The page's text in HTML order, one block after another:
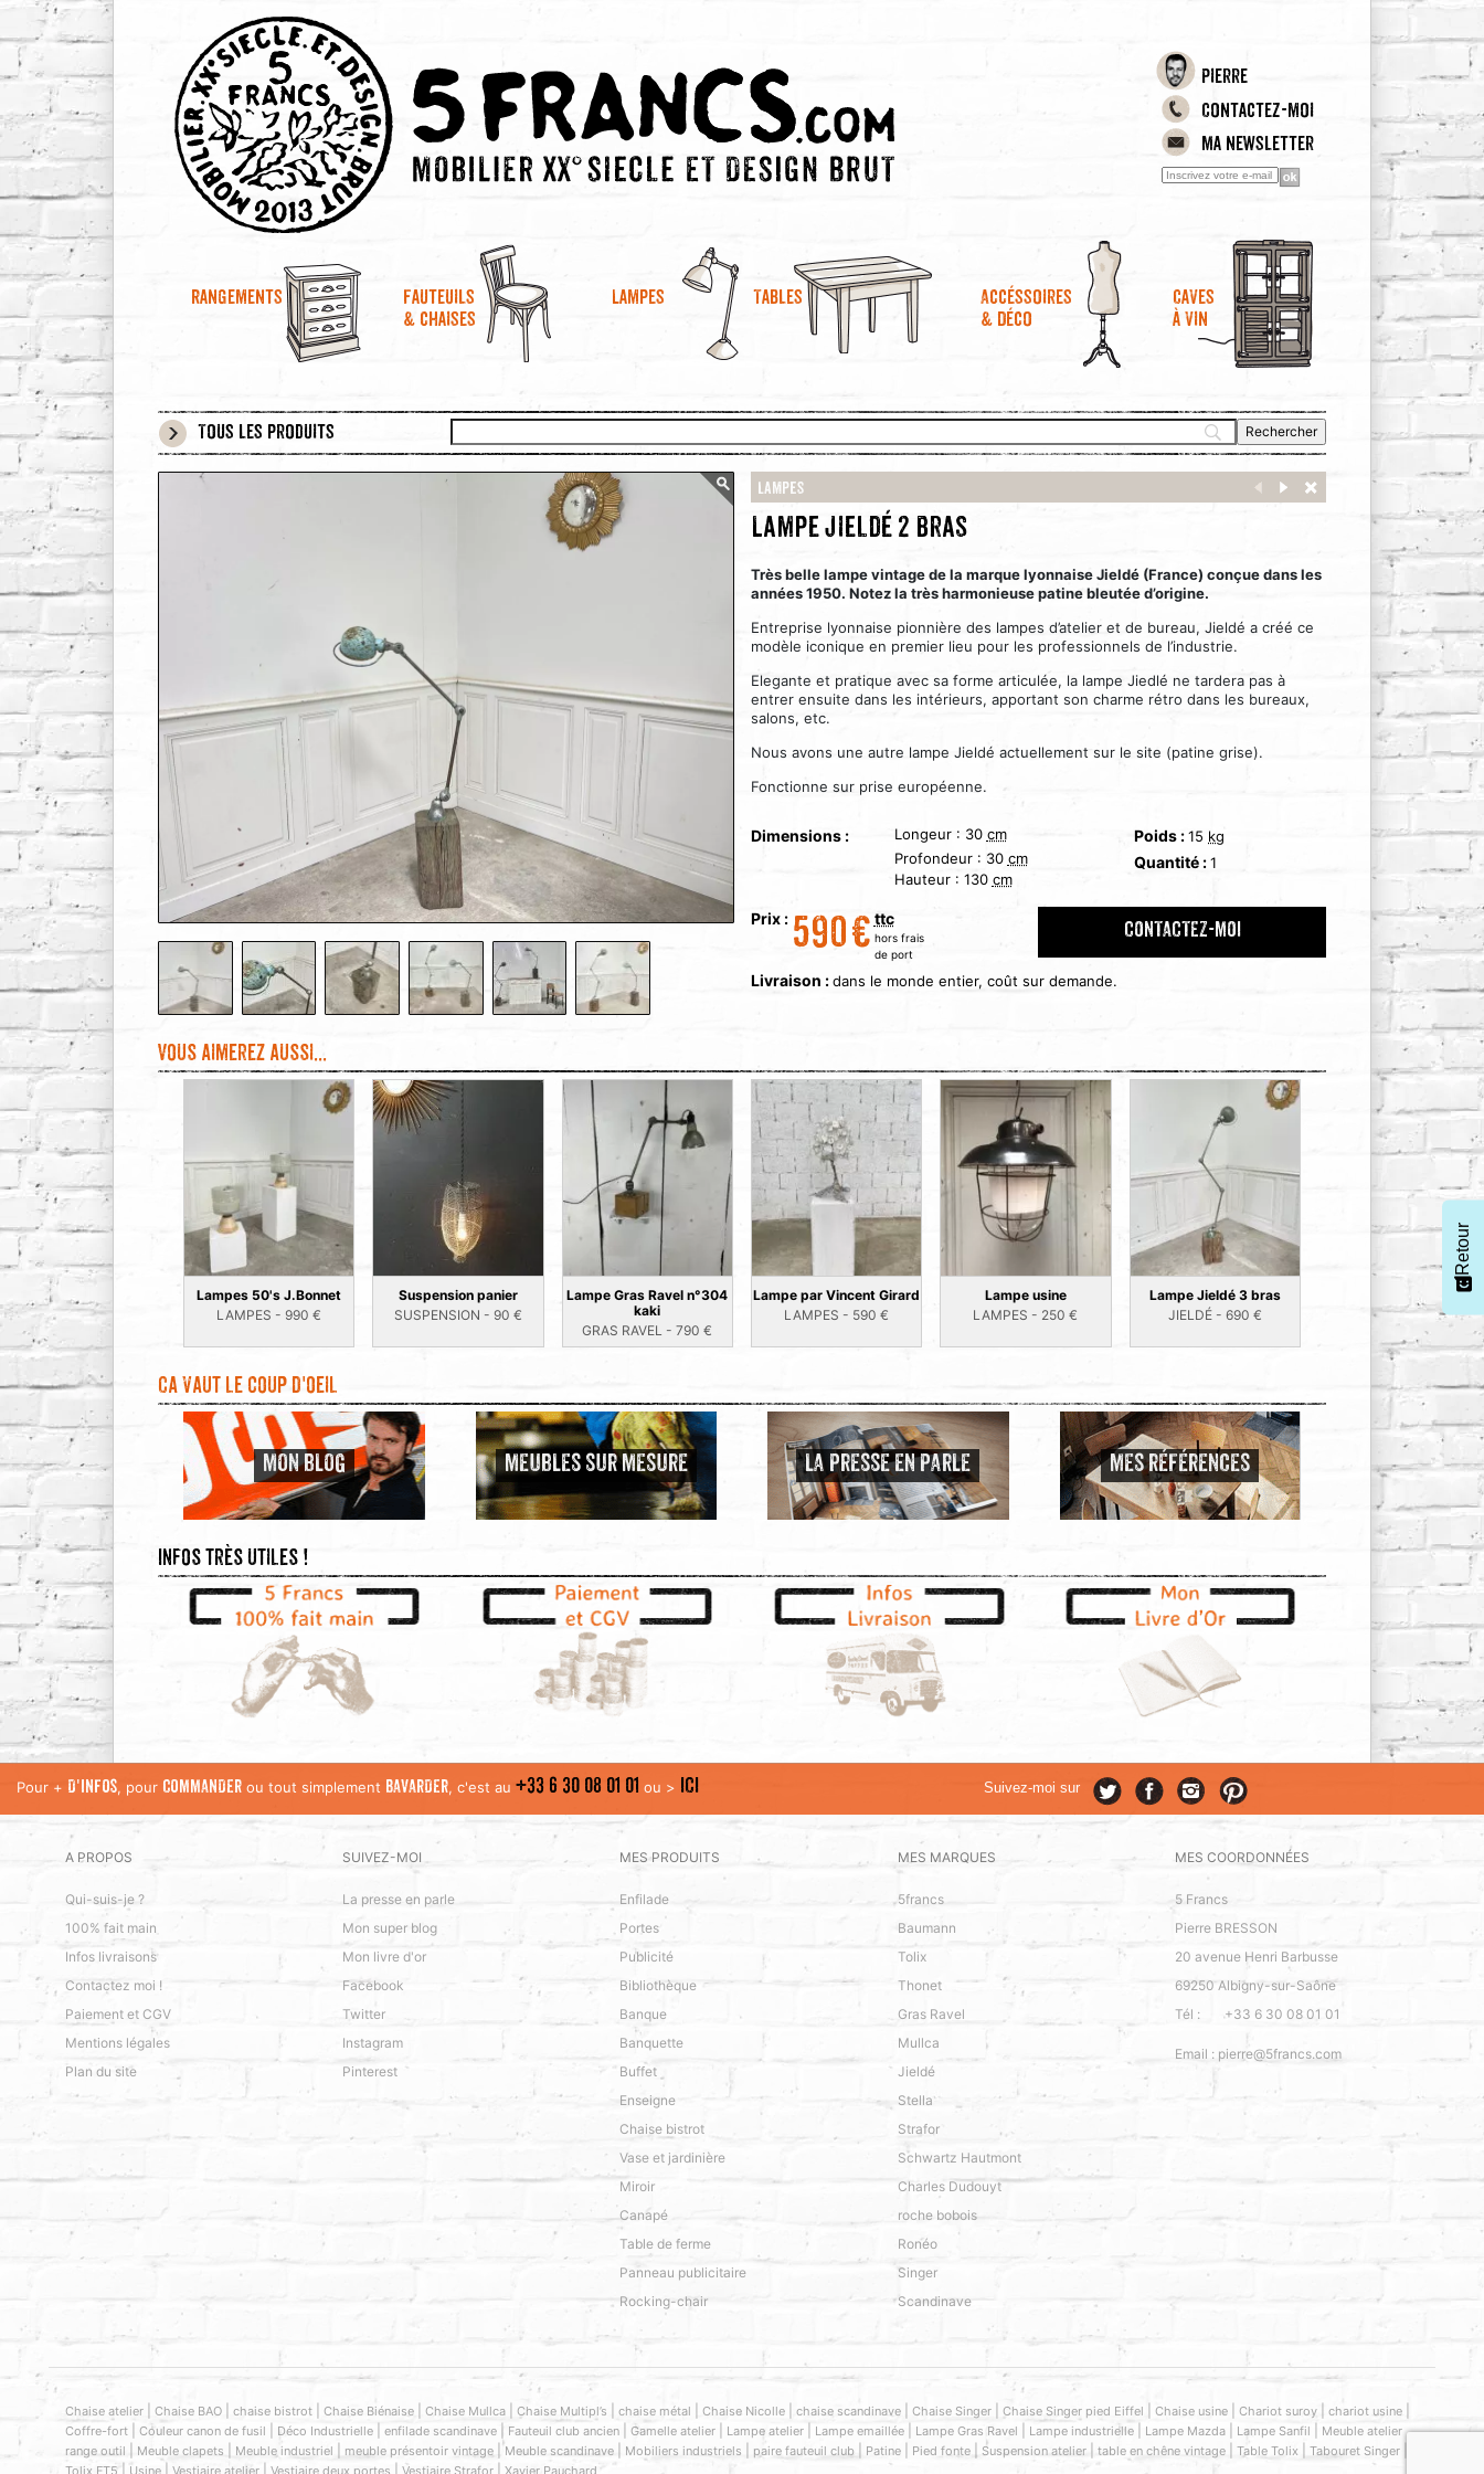
Pierre
Contactez-moi
Ma newsletter
Rangements
Fauteuils
& chaises
Lampes Tables
Accéssoires
& déco
Caves
à vin
Tous les produits
Lampes
Lampe Jieldé 2 bras
Très belle lampe vintage de la marque lyonnaise Jieldé (France) conçue dans les
années 1950. Notez la très harmonieuse patine bleutée d’origine.
Entreprise lyonnaise pionnière des lampes d’atelier et de bureau, Jieldé a créé ce
modèle iconique en premier lieu pour les professionnels de l’industrie.
Elegante et pratique avec sa forme articulée, la lampe Jiedlé ne tardera pas à
entrer ensuite dans les intérieurs, apportant son charme rétro dans les bureaux,
salons, etc.
Nous avons une autre lampe Jieldé actuellement sur le site (patine grise).
Fonctionne sur prise européenne.
Dimensions : Longeur : 30 cm
Profondeur : 30 cm
Hauteur : 130 cm
Poids :15 kg
Quantité :1
Prix : 590€ ttc
hors frais
de port
CONTACTEZ-MOI
Livraison :dans le monde entier, coût sur demande.
Vous aimerez aussi...
Lampes 50's J.Bonnet
LAMPES -990 €
Suspension panier
SUSPENSION - 90 €
Lampe Gras Ravel n°304
kaki
GRAS RAVEL -790 €
Lampe par Vincent Girard
LAMPES - 590 €
Lampe usine
LAMPES - 250 €
Lampe Jieldé 3 bras
JIELDÉ - 690 €
Ca vaut le coup d'oeil
MON BLOG MEUBLES SUR MESURE LA PRESSE EN PARLE MES RÉFÉRENCES
Infos très utiles !
Pour + D'INFOS, pour COMMANDER ou tout simplement BAVARDER, c'est au +33 6 30 08 01 01 ou > ICI Suivez-moi sur
A PROPOS
Qui-suis-je ?
100% fait main
Infos livraisons
Contactez moi !
Paiement et CGV
Mentions légales
Plan du site
SUIVEZ-MOI
La presse en parle
Mon super blog
Mon livre d'or
Facebook
Twitter
Instagram
Pinterest
MES PRODUITS
Enfilade
Portes
Publicité
Bibliothèque
Banque
Banquette
Buffet
Enseigne
Chaise bistrot
Vase et jardinière
Miroir
Canapé
Table de ferme
Panneau publicitaire
Rocking-chair
MES MARQUES
5francs
Baumann
Tolix
Thonet
Gras Ravel
Mullca
Jieldé
Stella
Strafor
Schwartz Hautmont
Charles Dudouyt
roche bobois
Ronéo
Singer
Scandinave
MES COORDONNÉES
5 Francs
Pierre BRESSON
20 avenue Henri Barbusse
69250 Albigny-sur-Saône
Tél :
+33 6 30 08 01 01
Email : pierre@5francs.com
Chaise atelier Chaise BAO chaise bistrot Chaise Biénaise Chaise Mullca Chaise Multipl’s chaise métal Chaise Nicolle chaise scandinave Chaise Singer Chaise Singer pied Eiffel Chaise usine Chariot suroy chariot usine
Coffre-fort Couleur canon de fusil Déco Industrielle enfilade scandinave Fauteuil club ancien Gamelle atelier Lampe atelier Lampe emaillée Lampe Gras Ravel Lampe industrielle Lampe Mazda Lampe Sanfil
Meuble atelier
range outil
Meuble clapets Meuble industriel meuble présentoir vintage |Meuble scandinave Mobiliers industriels paire fauteuil club Patine Pied fonte Suspension atelier table en chêne vintage Table Tolix Tabouret Singer
Tolix FT5 Usine Vestiaire atelier Vestiaire deux portes Vestiaire Strafor Xavier Pauchard
Retour